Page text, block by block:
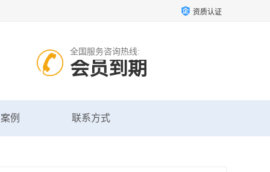
资质认证
全国服务咨询热线:
会员到期
例 联系方式